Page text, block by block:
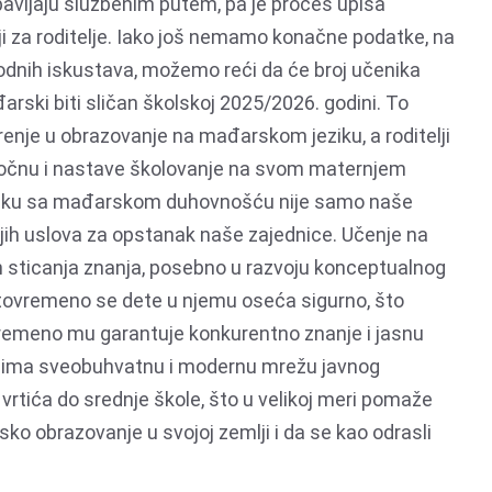
roditelje. Iako još nemamo konačne podatke, na
iskustava, možemo reći da će broj učenika
biti sličan školskoj 2025/2026. godini. To
u obrazovanje na mađarskom jeziku, a roditelji
i nastave školovanje na svom maternjem
sa mađarskom duhovnošću nije samo naše
uslova za opstanak naše zajednice. Učenje na
znanja, posebno u razvoju konceptualnog
se dete u njemu oseća sigurno, što
mu garantuje konkurentno znanje i jasnu
sveobuhvatnu i modernu mrežu javnog
do srednje škole, što u velikoj meri pomaže
obrazovanje u svojoj zemlji i da se kao odrasli